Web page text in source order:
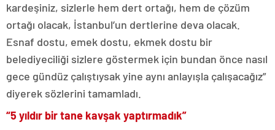
kardeşiniz, sizlerle hem dert ortağı, hem de çözüm
ortağı olacak, İstanbul’un dertlerine deva olacak.
Esnaf dostu, emek dostu, ekmek dostu bir
belediyeciliği sizlere göstermek için bundan önce nasıl
gece gündüz çalıştıysak yine aynı anlayışla çalışacağız”
diyerek sözlerini tamamladı.
“5 yıldır bir tane kavşak yaptırmadık”